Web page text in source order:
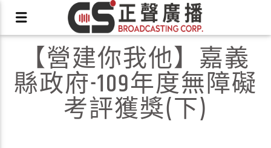
【營建你我他】嘉義
縣政府-109年度無障礙
考評獲獎(下)